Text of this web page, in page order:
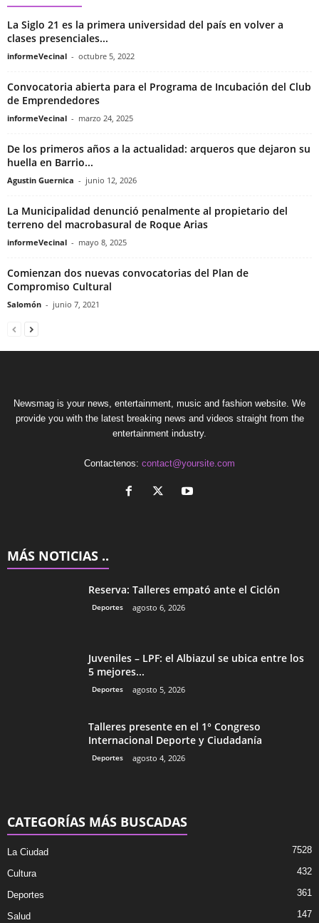
La Siglo 21 es la primera universidad del país en volver a
clases presenciales...
informeVecinal - octubre 5, 2022
Convocatoria abierta para el Programa de Incubación del Club
de Emprendedores
informeVecinal - marzo 24, 2025
De los primeros años a la actualidad: arqueros que dejaron su
huella en Barrio...
Agustin Guernica - junio 12, 2026
La Municipalidad denunció penalmente al propietario del
terreno del macrobasural de Roque Arias
informeVecinal - mayo 8, 2025
Comienzan dos nuevas convocatorias del Plan de
Compromiso Cultural
Salomón - junio 7, 2021
Newsmag is your news, entertainment, music and fashion website. We
provide you with the latest breaking news and videos straight from the
entertainment industry.
Contactenos: contact@yoursite.com
MÁS NOTICIAS ..
Reserva: Talleres empató ante el Ciclón
Deportes agosto 6, 2026
Juveniles – LPF: el Albiazul se ubica entre los
5 mejores...
Deportes agosto 5, 2026
Talleres presente en el 1° Congreso
Internacional Deporte y Ciudadanía
Deportes agosto 4, 2026
CATEGORÍAS MÁS BUSCADAS
La Ciudad 7528
Cultura 432
Deportes 361
Salud 147